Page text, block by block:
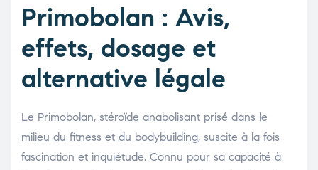
Primobolan : Avis,
effets, dosage et
alternative légale
Le Primobolan, stéroïde anabolisant prisé dans le
milieu du fitness et du bodybuilding, suscite à la fois
fascination et inquiétude. Connu pour sa capacité à